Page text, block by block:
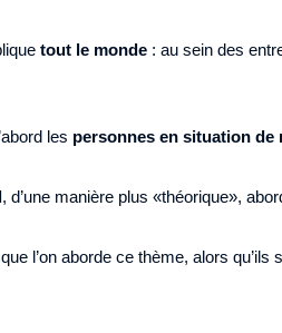
tout le monde : au sein des
les personnes en situation de
, d’une manière plus «théorique»,
l’on aborde ce thème, alors